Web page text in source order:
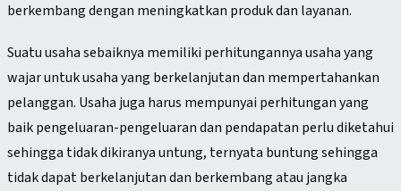
berkembang dengan meningkatkan produk dan layanan.
Suatu usaha sebaiknya memiliki perhitungannya usaha yang
wajar untuk usaha yang berkelanjutan dan mempertahankan
pelanggan. Usaha juga harus mempunyai perhitungan yang
baik pengeluaran-pengeluaran dan pendapatan perlu diketahui
sehingga tidak dikiranya untung, ternyata buntung sehingga
tidak dapat berkelanjutan dan berkembang atau jangka